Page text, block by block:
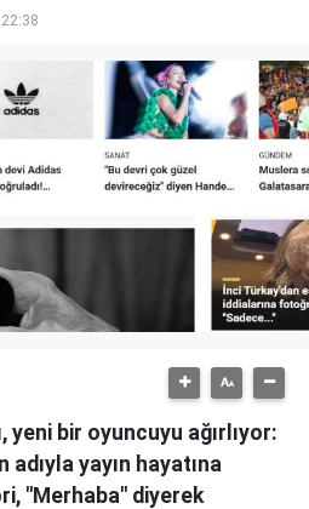
yeni bir oyuncuyu ağırlıyor:
yayın hayatına
"Merhaba" diyerek